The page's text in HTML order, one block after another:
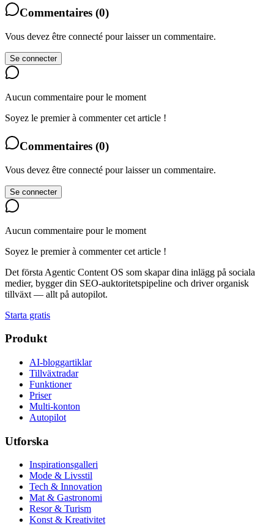
Commentaires (0)
Vous devez être connecté pour laisser un commentaire.
Se connecter
Aucun commentaire pour le moment
Soyez le premier à commenter cet article !
Commentaires (0)
Vous devez être connecté pour laisser un commentaire.
Se connecter
Aucun commentaire pour le moment
Soyez le premier à commenter cet article !
Det första Agentic Content OS som skapar dina inlägg på sociala
medier, bygger din SEO-auktoritetspipeline och driver organisk
tillväxt — allt på autopilot.
Starta gratis
Produkt
AI-bloggartiklar
Tillväxtradar
Funktioner
Priser
Multi-konton
Autopilot
Utforska
Inspirationsgalleri
Mode & Livsstil
Tech & Innovation
Mat & Gastronomi
Resor & Turism
Konst & Kreativitet